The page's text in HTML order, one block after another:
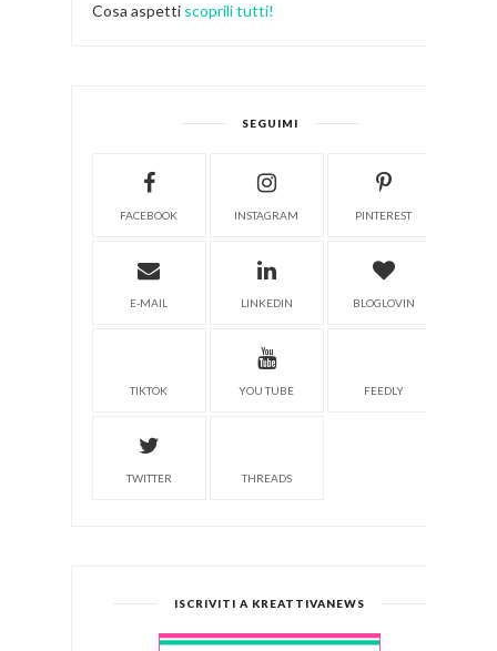
Cosa aspetti scoprili tutti!
SEGUIMI
FACEBOOK INSTAGRAM PINTEREST
E-MAIL LINKEDIN BLOGLOVIN
TIKTOK YOU TUBE FEEDLY
TWITTER THREADS
ISCRIVITI A KREATTIVANEWS